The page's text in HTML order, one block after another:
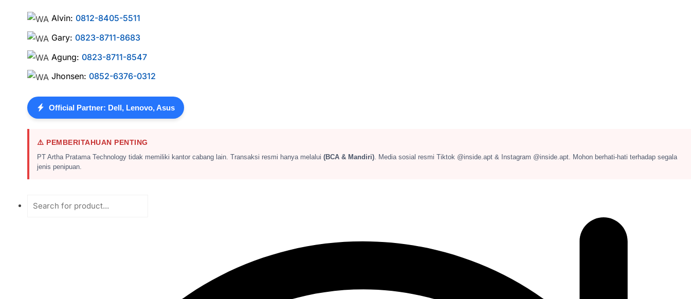
Alvin:0812-8405-5511
Gary:0823-8711-8683
Agung:0823-8711-8547
Jhonsen:0852-6376-0312
Official Partner: Dell, Lenovo, Asus
⚠️ PEMBERITAHUAN PENTING
PT Artha Pratama Technology tidak memiliki kantor cabang lain. Transaksi resmi hanya melalui(BCA & Mandiri) . Media sosial resmi Tiktok @inside.apt & Instagram @inside.apt. Mohon berhati-hati terhadap segala
jenis penipuan.